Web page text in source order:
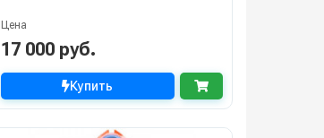
Цена
17 000 руб.
Купить